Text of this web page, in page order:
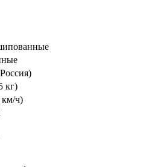
кг)
км/ч)